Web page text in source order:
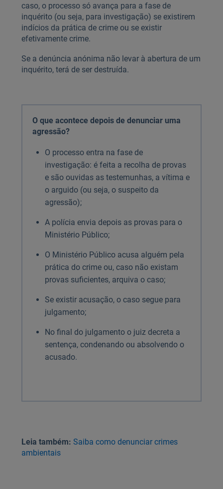
caso, o processo só avança para a fase de
inquérito (ou seja, para investigação) se existirem
indícios da prática de crime ou se existir
efetivamente crime.
Se a denúncia anónima não levar à abertura de um
inquérito, terá de ser destruída.
O que acontece depois de denunciar uma
agressão?
O processo entra na fase de
investigação: é feita a recolha de provas
e são ouvidas as testemunhas, a vítima e
o arguido (ou seja, o suspeito da
agressão);
A polícia envia depois as provas para o
Ministério Público;
O Ministério Público acusa alguém pela
prática do crime ou, caso não existam
provas suficientes, arquiva o caso;
Se existir acusação, o caso segue para
julgamento;
No final do julgamento o juiz decreta a
sentença, condenando ou absolvendo o
acusado.
Leia também: Saiba como denunciar crimes
ambientais